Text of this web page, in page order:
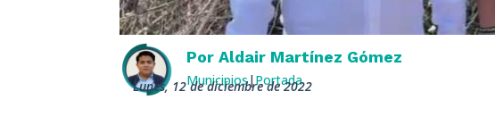
PorAldair Martínez Gómez
Municipios|Portada
lunes, 12 de diciembre de 2022